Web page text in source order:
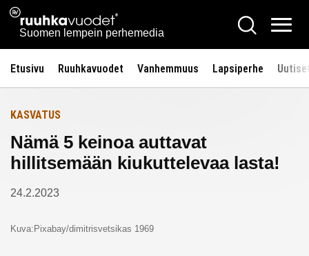
Siirry
sisältöön
Ruuhkavuodet.fi
Suomen lempein perhemedia
Hae
Etusivu Ruuhkavuodet Vanhemmuus Lapsiperhe
Etusivulle
KASVATUS
Nämä 5 keinoa auttavat
hillitsemään kiukuttelevaa lasta!
24.2.2023
Kuva:Pixabay/dimitrisvetsikas 1969